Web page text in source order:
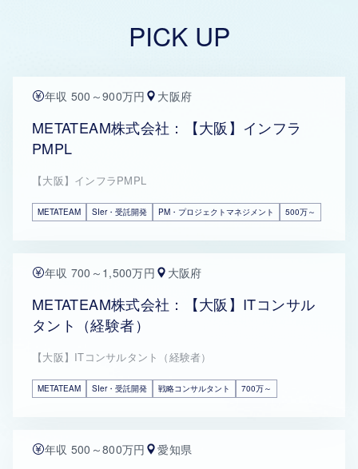
PICK UP
年収 500～900万円 大阪府
METATEAM株式会社：【大阪】インフラ
PMPL
【大阪】インフラPMPL
METATEAM SIer・受託開発 PM・プロジェクトマネジメント 500万～
年収 700～1,500万円 大阪府
METATEAM株式会社：【大阪】ITコンサル
タント（経験者）
【大阪】ITコンサルタント（経験者）
METATEAM SIer・受託開発 戦略コンサルタント 700万～
年収 500～800万円 愛知県